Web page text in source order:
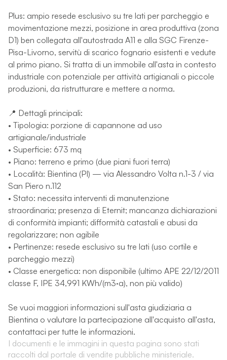
Plus: ampio resede esclusivo su tre lati per parcheggio e
movimentazione mezzi, posizione in area produttiva (zona
D1) ben collegata all'autostrada A11 e alla SGC Firenze-
Pisa-Livorno, servitù di scarico fognario esistenti e vedute
al primo piano. Si tratta di un immobile all'asta in contesto
industriale con potenziale per attività artigianali o piccole
produzioni, da ristrutturare e mettere a norma.
📍 Dettagli principali:
• Tipologia: porzione di capannone ad uso
artigianale/industriale
• Superficie: 673 mq
• Piano: terreno e primo (due piani fuori terra)
• Località: Bientina (PI) — via Alessandro Volta n.1-3 / via
San Piero n.112
• Stato: necessita interventi di manutenzione
straordinaria; presenza di Eternit; mancanza dichiarazioni
di conformità impianti; difformità catastali e abusi da
regolarizzare; non agibile
• Pertinenze: resede esclusivo su tre lati (uso cortile e
parcheggio mezzi)
• Classe energetica: non disponibile (ultimo APE 22/12/2011
classe F, IPE 34,991 KWh/(m3·a), non più valido)
Se vuoi maggiori informazioni sull'asta giudiziaria a
Bientina o valutare la partecipazione all'acquisto all'asta,
contattaci per tutte le informazioni.
I documenti e le immagini in questa pagina sono stati
raccolti dal portale di vendite pubbliche ministeriale.